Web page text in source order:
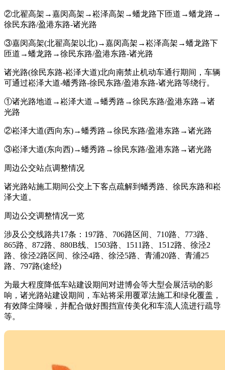
②北翟高架→嘉闵高架→崧泽高架→蟠龙路下匝道→蟠龙路→
徐民东路/盈港东路-诸光路
③嘉闵高架(北翟高架以北)→嘉闵高架→崧泽高架→蟠龙路下
匝道→蟠龙路→徐民东路/盈港东路-诸光路
诸光路(徐民东路-崧泽大道)北向南禁止机动车通行期间，车辆
可通过崧泽大道-蟠秀路-徐民东路/盈港东路-诸光路等绕行。
①诸光路地道→崧泽大道→蟠秀路→徐民东路/盈港东路→诸
光路
②崧泽大道(西向东)→蟠秀路→徐民东路/盈港东路→诸光路
③崧泽大道(东向西)→蟠秀路→徐民东路/盈港东路→诸光路
周边公交站点调整情况
诸光路站施工期间公交上下客点疏解到蟠秀路、徐民东路和崧
泽大道。
周边公交调整情况一览
涉及公交线路共17条：197路、706路区间、710路、773路、
865路、872路、880B线、1503路、1511路、1512路、徐泾2
路、徐泾2路区间、徐泾4路、徐泾5路、青浦20路、青浦25
路、797路(途经)
为最大程度降低车站建设期间对进博会等大型会展活动的影
响，诸光路站建设期间，车站将采用覆罩法施工和绿化覆盖，
有效降尘降噪，并配合做好围挡宣传美化和车流人流进行疏导
等。